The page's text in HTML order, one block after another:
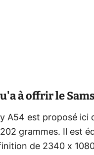
à offrir le
A54 est proposé ici
grammes. Il est
de 2340 x